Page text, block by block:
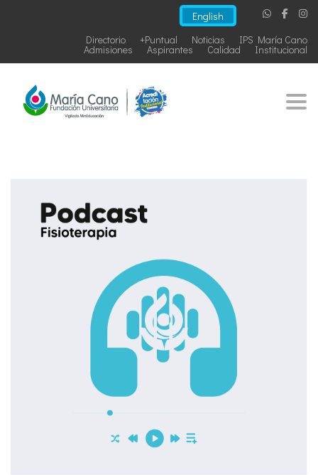
English
IPS María Cano
Noticias
+Puntual
Directorio
Institucional
Calidad
Aspirantes
Admisiones